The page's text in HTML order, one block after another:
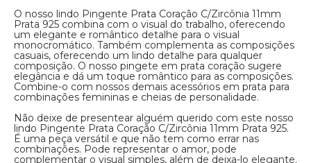
O nosso lindo Pingente Prata Coração C/Zircônia 11mm
Prata 925 combina com o visual do trabalho, oferecendo
um elegante e romântico detalhe para o visual
monocromático. Também complementa as composições
casuais, oferecendo um lindo detalhe para qualquer
composição. O nosso pingete em prata coração sugere
elegância e dá um toque romântico para as composições.
Combine-o com nossos demais acessórios em prata para
combinações femininas e cheias de personalidade.
Não deixe de presentear alguém querido com este nosso
lindo Pingente Prata Coração C/Zircônia 11mm Prata 925.
É uma peça versátil e que não tem como errar nas
combinações. Pode representar o amor, pode
complementar o visual simples, além de deixa-lo elegante.